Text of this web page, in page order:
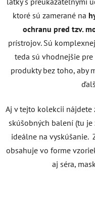
ktoré sú zamerané na
ochranu pred tzv.
prístrojov. Sú
teda sú vhodnejšie
produkty bez toho, aby
Aj v tejto kolekcii nájdete
skúšobných balení (tu
ideálne na vyskúšanie.
obsahuje vo forme
aj séra,